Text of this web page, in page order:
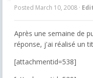
Posted March 10, 2008 ·
Après une semaine de
réponse, j'ai réalisé un
[attachmentid=538]